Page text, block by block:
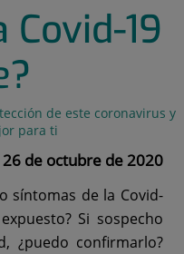
Covid-19
de este coronavirus y
para ti
26 de octubre de 2020
síntomas de la Covid-
Si sospecho
¿puedo confirmarlo?